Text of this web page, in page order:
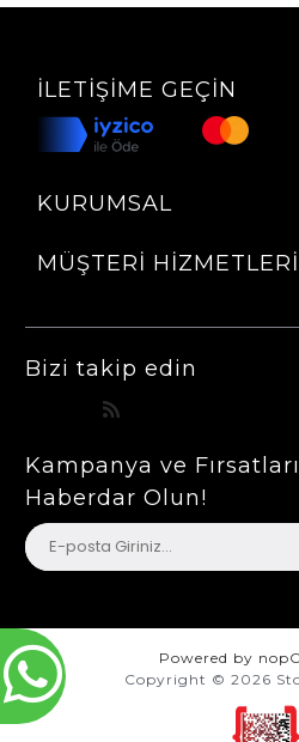
İLETIŞIME GEÇIN
KURUMSAL
MÜŞTERI HIZMETLERI
Bizi takip edin
Kampanya ve
Haberdar Olun!
Copyright © 2026
Powered by